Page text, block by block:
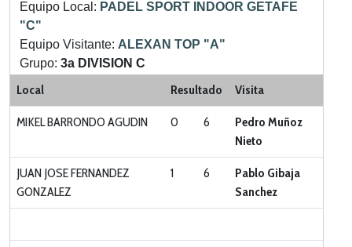
Equipo Local: PADEL SPORT INDOOR GETAFE
"C"
Equipo Visitante: ALEXAN TOP "A"
Grupo: 3a DIVISION C
Categoria:
Local Resultado Visita
MIKEL BARRONDO AGUDIN 0 6
Pedro Muñoz
Nieto
JUAN JOSE FERNANDEZ
GONZALEZ
1 6
Pablo Gibaja
Sanchez